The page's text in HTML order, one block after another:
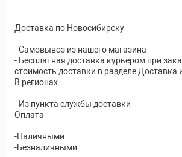
Доставка по Новосибирску
- Самовывоз из нашего магазина
- Бесплатная доставка курьером при
стоимость доставки в разделе Доставка
В регионах
- Из пункта службы доставки
Оплата
-Наличными
-Безналичными